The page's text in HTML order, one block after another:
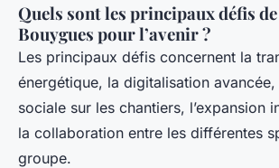
Quels sont les principaux défis de
Bouygues pour l’avenir ?
Les principaux défis concernent la
énergétique, la digitalisation avancée,
sociale sur les chantiers, l’expansion
la collaboration entre les différentes
groupe.